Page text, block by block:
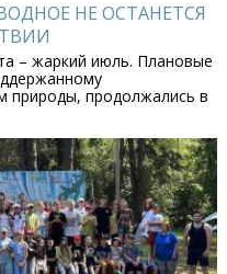
НЕ ОСТАНЕТСЯ
– жаркий июль. Плановые
природы, продолжались в